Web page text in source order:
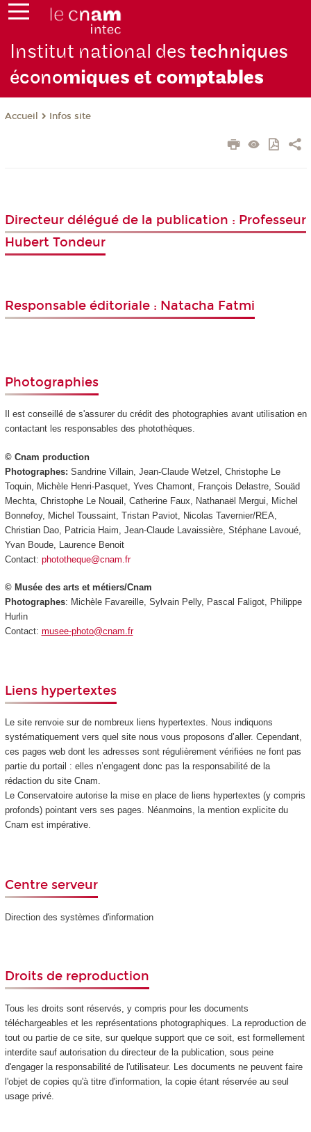
Institut national destechniques
économiques et comptables
Accueil Infos site
Directeur délégué de la publication : Professeur
Hubert Tondeur
Responsable éditoriale : Natacha Fatmi
Photographies
Il est conseillé de s'assurer du crédit des photographies avant utilisation en
contactant les responsables des photothèques.
© Cnam production
Photographes: Sandrine Villain, Jean-Claude Wetzel, Christophe Le
Toquin, Michèle Henri-Pasquet, Yves Chamont, François Delastre, Souäd
Mechta, Christophe Le Nouail, Catherine Faux, Nathanaël Mergui, Michel
Bonnefoy, Michel Toussaint, Tristan Paviot, Nicolas Tavernier/REA,
Christian Dao, Patricia Haim, Jean-Claude Lavaissière, Stéphane Lavoué,
Yvan Boude, Laurence Benoit
Contact: phototheque@cnam.fr
© Musée des arts et métiers/Cnam
Photographes: Michèle Favareille, Sylvain Pelly, Pascal Faligot, Philippe
Hurlin
Contact: musee-photo@cnam.fr
Liens hypertextes
Le site renvoie sur de nombreux liens hypertextes. Nous indiquons
systématiquement vers quel site nous vous proposons d’aller. Cependant,
ces pages web dont les adresses sont régulièrement vérifiées ne font pas
partie du portail : elles n’engagent donc pas la responsabilité de la
rédaction du site Cnam.
Le Conservatoire autorise la mise en place de liens hypertextes (y compris
profonds) pointant vers ses pages. Néanmoins, la mention explicite du
Cnam est impérative.
Centre serveur
Direction des systèmes d'information
Droits de reproduction
Tous les droits sont réservés, y compris pour les documents
téléchargeables et les représentations photographiques. La reproduction de
tout ou partie de ce site, sur quelque support que ce soit, est formellement
interdite sauf autorisation du directeur de la publication, sous peine
d'engager la responsabilité de l'utilisateur. Les documents ne peuvent faire
l'objet de copies qu'à titre d'information, la copie étant réservée au seul
usage privé.